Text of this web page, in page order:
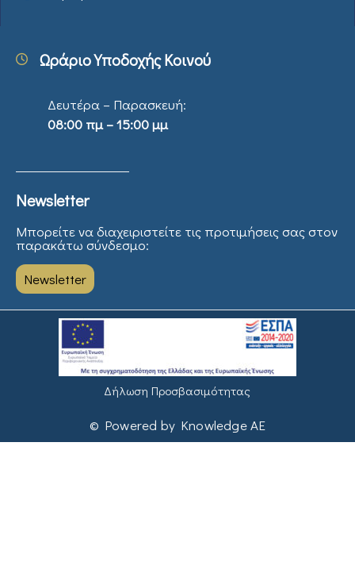
Ωράριο Υποδοχής Κοινού
Δευτέρα – Παρασκευή:
08:00 πμ – 15:00 μμ
Newsletter
Μπορείτε να διαχειριστείτε τις προτιμήσεις σας στον
παρακάτω σύνδεσμο:
Newsletter
Δήλωση Προσβασιμότητας
© Powered by Knowledge AE